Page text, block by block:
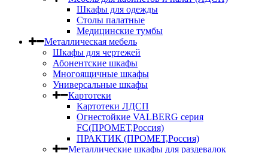
Шкафы для одежды
Столы палатные
Медицинские тумбы
Металлическая мебель
Шкафы для чертежей
Абонентские шкафы
Многоящичные шкафы
Универсальные шкафы
Картотеки
Картотеки ЛДСП
Огнестойкие VALBERG серия
FC(ПРОМЕТ,Россия)
ПРАКТИК (ПРОМЕТ,Россия)
Металлические шкафы для раздевалок